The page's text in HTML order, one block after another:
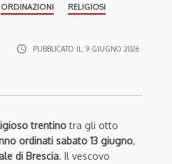
ORDINAZIONI
RELIGIOSI
access_time PUBBLICATO IL: 9 GIUGNO 2026
trentinotra gli otto
ordinati sabato 13 giugno,
di Brescia. Il vescovo